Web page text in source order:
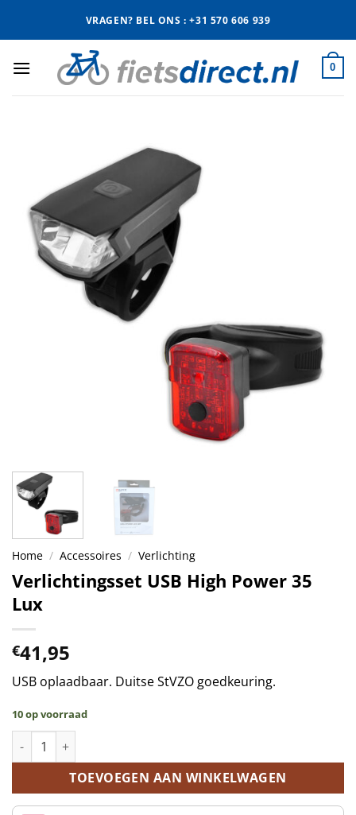
VRAGEN? BEL ONS : +31 570 606 939
0
Home / Accessoires / Verlichting
Verlichtingsset USB High Power 35
Lux
€41,95
USB oplaadbaar. Duitse StVZO goedkeuring.
10 op voorraad
Verlichtingsset USB High Power 35 Lux aantal
TOEVOEGEN AAN WINKELWAGEN